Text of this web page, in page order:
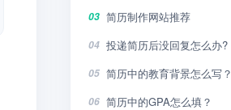
03 简历制作网站推荐
04 投递简历后没回复怎么办?
05 简历中的教育背景怎么写？
06 简历中的GPA怎么填？